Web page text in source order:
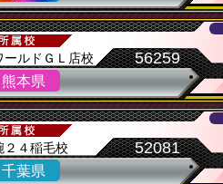
ールドＧＬ店校
熊本県
56259
２４稲毛校
千葉県
52081